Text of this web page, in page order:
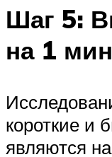
Шаг 5:
на 1
короткие и
являются